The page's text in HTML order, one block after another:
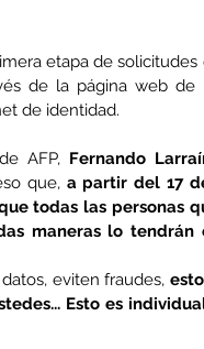
de la página web
de identidad.
AFP, Fernando
que, a partir del 17
todas las personas
maneras lo tendrán
eviten fraudes,
Esto es